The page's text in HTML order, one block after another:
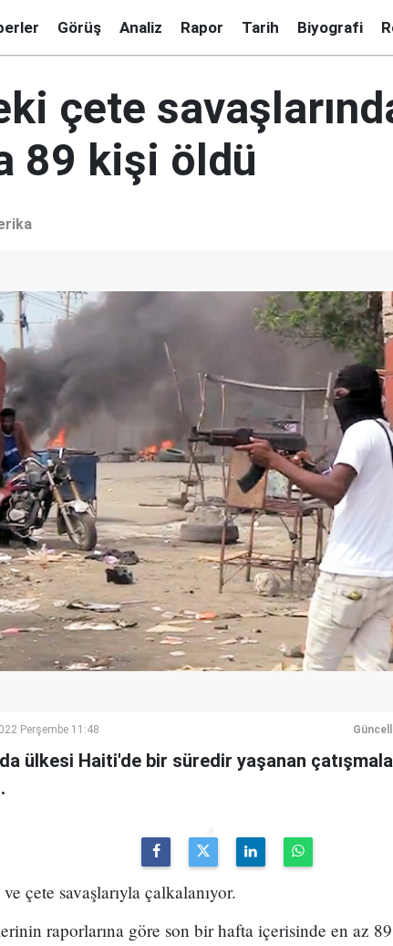
Görüş Analiz Rapor Tarih Biyografi
çete
89 kişi öldü
Perşembe 11:48
ülkesi Haiti'de bir süredir yaşanan
çete savaşlarıyla çalkalanıyor.
raporlarına göre son bir hafta içerisinde en az 89